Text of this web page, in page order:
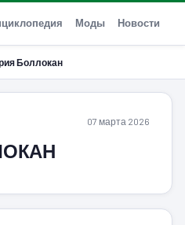
Моды Новости
Боллокан
07 марта 2026